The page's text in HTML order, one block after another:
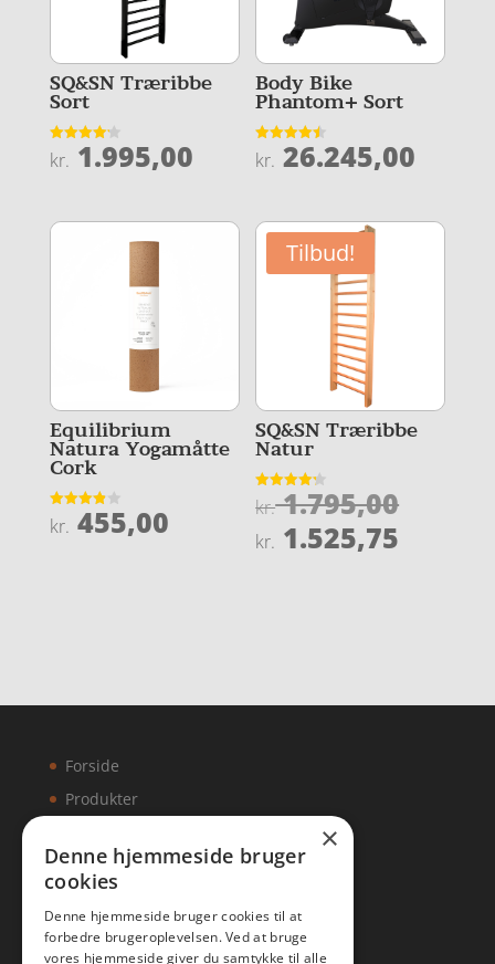
SQ&SN Træribbe
Sort
Vurderet
4.2
kr. 1.995,00
Body Bike
Phantom+ Sort
Vurderet
4.5
kr. 26.245,00
Equilibrium
Natura Yogamåtte
Cork
Vurderet
3.9
kr. 455,00
Tilbud!
SQ&SN Træribbe
Natur
Vurderet
4.2
kr.1.795,00Den
kr. 1.525,75
Forside
Produkter
Artikler
×
Denne hjemmeside bruger
cookies
Denne hjemmeside bruger cookies til at
forbedre brugeroplevelsen. Ved at bruge
vores hjemmeside giver du samtykke til alle